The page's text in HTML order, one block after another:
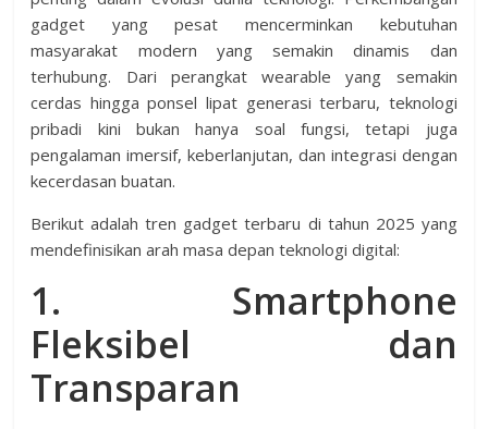
gadget yang pesat mencerminkan kebutuhan
masyarakat modern yang semakin dinamis dan
terhubung. Dari perangkat wearable yang semakin
cerdas hingga ponsel lipat generasi terbaru, teknologi
pribadi kini bukan hanya soal fungsi, tetapi juga
pengalaman imersif, keberlanjutan, dan integrasi dengan
kecerdasan buatan.
Berikut adalah tren gadget terbaru di tahun 2025 yang
mendefinisikan arah masa depan teknologi digital:
1. Smartphone
Fleksibel dan
Transparan